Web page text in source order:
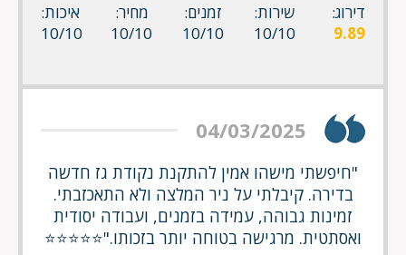
דירוג:
9.89
שירות:
10/10
זמנים:
10/10
מחיר:
10/10
איכות:
10/10
04/03/2025
"חיפשתי מישהו אמין להתקנת נקודת גז חדשה
בדירה. קיבלתי על ניר המלצה ולא התאכזבתי.
זמינות גבוהה, עמידה בזמנים, ועבודה יסודית
ואסתטית. מרגישה בטוחה יותר בזכותו."⭐⭐⭐⭐⭐